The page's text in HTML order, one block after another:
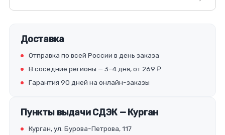
Доставка
Отправка по всей России в день заказа
В соседние регионы — 3–4 дня, от 269 ₽
Гарантия 90 дней на онлайн-заказы
Пункты выдачи СДЭК — Курган
Курган, ул. Бурова-Петрова, 117